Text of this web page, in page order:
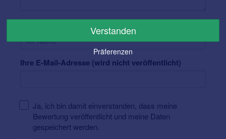
Ihre E-Mail-Adresse (wird nicht veröffentlicht)
Ja, ich bin damit einverstanden, dass meine
Bewertung veröffentlicht und meine Daten
gespeichert werden.
Verstanden
Präferenzen